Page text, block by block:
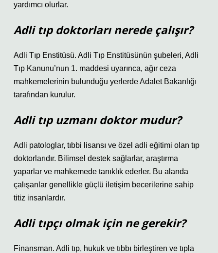
yardımcı olurlar.
Adli tıp doktorları nerede çalışır?
Adli Tıp Enstitüsü. Adli Tıp Enstitüsünün şubeleri, Adli
Tıp Kanunu’nun 1. maddesi uyarınca, ağır ceza
mahkemelerinin bulunduğu yerlerde Adalet Bakanlığı
tarafından kurulur.
Adli tıp uzmanı doktor mudur?
Adli patologlar, tıbbi lisansı ve özel adli eğitimi olan tıp
doktorlarıdır. Bilimsel destek sağlarlar, araştırma
yaparlar ve mahkemede tanıklık ederler. Bu alanda
çalışanlar genellikle güçlü iletişim becerilerine sahip
titiz insanlardır.
Adli tıpçı olmak için ne gerekir?
Finansman. Adli tıp, hukuk ve tıbbı birleştiren ve tıpla